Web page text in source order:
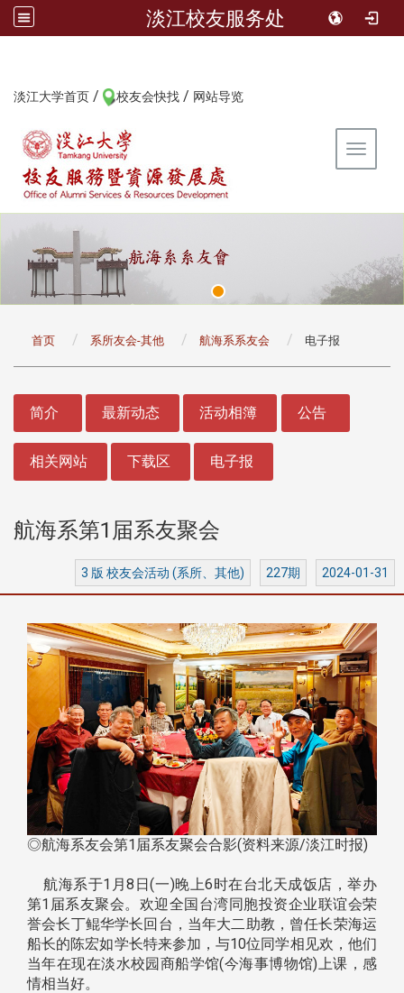
淡江校友服务处
淡江大学首页 / 校友会快找 / 网站导览
Toggle
首页 系所友会-其他 航海系系友会 电子报
简介 最新动态 活动相簿 公告
相关网站 下载区 电子报
航海系第1届系友聚会
3 版 校友会活动 (系所、其他) 227期 2024-01-31
◎航海系友会第1届系友聚会合影(资料来源/淡江时报)
航海系于1月8日(一)晚上6时在台北天成饭店，举办
第1届系友聚会。欢迎全国台湾同胞投资企业联谊会荣
誉会长丁鲲华学长回台，当年大二助教，曾任长荣海运
船长的陈宏如学长特来参加，与10位同学相见欢，他们
当年在现在淡水校园商船学馆(今海事博物馆)上课，感
情相当好。